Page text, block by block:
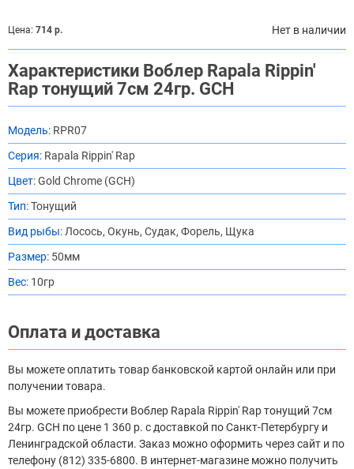
Цена: 714 р. Нет в наличии
Характеристики Воблер Rapala Rippin'
Rap тонущий 7см 24гр. GCH
Модель: RPR07
Серия: Rapala Rippin' Rap
Цвет:Gold Chrome (GCH)
Тип:Тонущий
Вид рыбы: Лосось, Окунь, Судак, Форель, Щука
Размер: 50мм
Вес: 10гр
Оплата и доставка
Вы можете оплатить товар банковской картой онлайн или при
получении товара.
Вы можете приобрести Воблер Rapala Rippin' Rap тонущий 7см
24гр. GCH по цене 1 360 р. с доставкой по Санкт-Петербургу и
Ленинградской области. Заказ можно оформить через сайт и по
телефону (812) 335-6800. В интернет-магазине можно получить